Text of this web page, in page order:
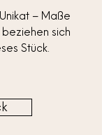
– Maße
sich
Stück.